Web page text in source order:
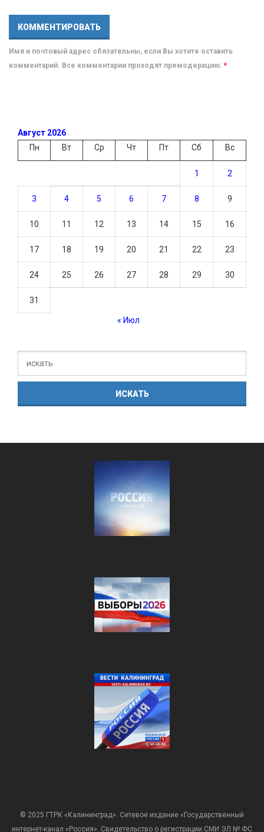
Имя и почтовый адрес обязательны, если Вы хотите оставить
комментарий. Все комментарии проходят премодерацию. *
Август 2026
Пн
Вт Ср Чт Пт Сб Вс
1 2
3 4 5 6 7 8 9
10 11 12 13 14 15 16
17 18 19 20 21 22 23
24 25 26 27 28 29 30
31
« Июл
© 2025 ГТРК «Калининград». Сетевое издание «Государственный
интернет-канал «Россия». Свидетельство о регистрации СМИ ЭЛ № ФС